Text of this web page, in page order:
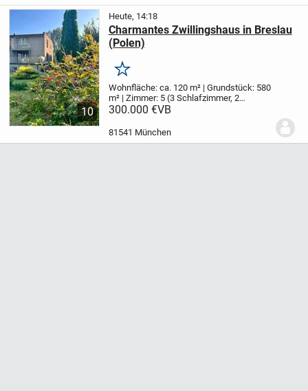
10
Heute, 14:18
Charmantes Zwillingshaus in Breslau
(Polen)
Merken
Wohnfläche: ca. 120 m² | Grundstück: 580
m² | Zimmer: 5 (3 Schlafzimmer, 2
Wohnzimmer) | Baujahr: 1970er
(Doppelhaushälfte) aus den 1970er
300.000 €VB
81541 München